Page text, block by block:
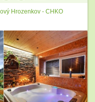
Hrozenkov - CHKO